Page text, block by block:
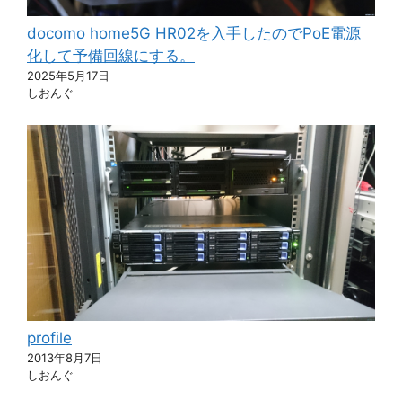
docomo home5G HR02を入手したのでPoE電源
化して予備回線にする。
2025年5月17日
しおんぐ
profile
2013年8月7日
しおんぐ